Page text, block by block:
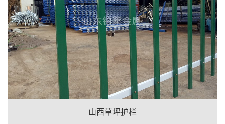
山西草坪护栏